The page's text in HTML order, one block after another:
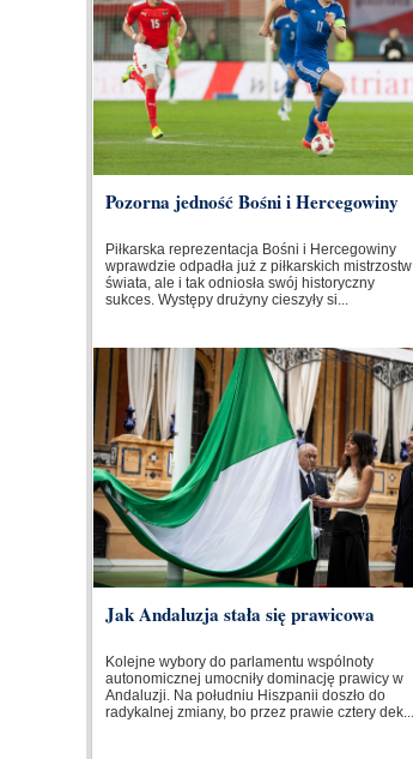
Pozorna jedność Bośni i Hercegowiny
Piłkarska reprezentacja Bośni i Hercegowiny
wprawdzie odpadła już z piłkarskich mistrzostw
świata, ale i tak odniosła swój historyczny
sukces. Występy drużyny cieszyły si...
Jak Andaluzja stała się prawicowa
Kolejne wybory do parlamentu wspólnoty
autonomicznej umocniły dominację prawicy w
Andaluzji. Na południu Hiszpanii doszło do
radykalnej zmiany, bo przez prawie cztery dek...